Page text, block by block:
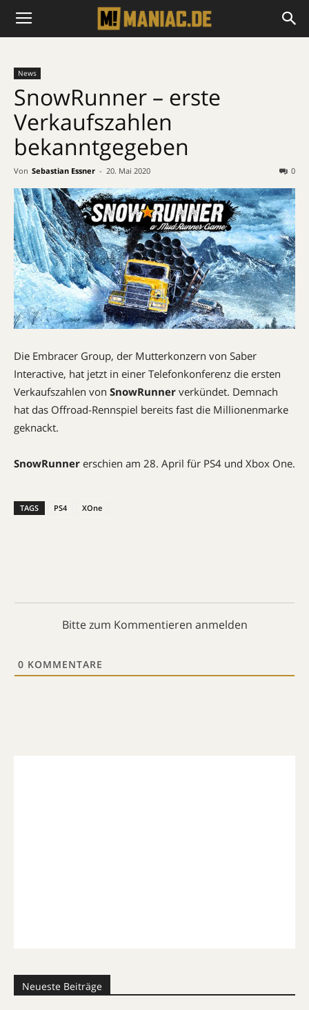
News
SnowRunner – erste
Verkaufszahlen
bekanntgegeben
Von Sebastian Essner - 20. Mai 2020 0
Die Embracer Group, der Mutterkonzern von Saber
Interactive, hat jetzt in einer Telefonkonferenz die ersten
Verkaufszahlen von SnowRunner verkündet. Demnach
hat das Offroad-Rennspiel bereits fast die Millionenmarke
geknackt.
SnowRunner erschien am 28. April für PS4 und Xbox One.
TAGS PS4 XOne
Bitte zum Kommentieren anmelden
0 KOMMENTARE
Neueste Beiträge